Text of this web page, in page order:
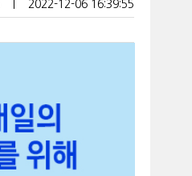
2022-12-06 16:39:55